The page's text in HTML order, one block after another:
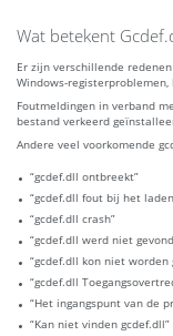
Wat betekent
Er zijn verschillende
Windows-registerproblemen,
Foutmeldingen in verband
bestand verkeerd
Andere veel voorkomende
“gcdef.dll ontbreekt”
“gcdef.dll fout bij het
“gcdef.dll crash”
“gcdef.dll werd niet
“gcdef.dll kon niet worden
“gcdef.dll
“Het ingangspunt van de
“Kan niet vinden gcdef.dll”